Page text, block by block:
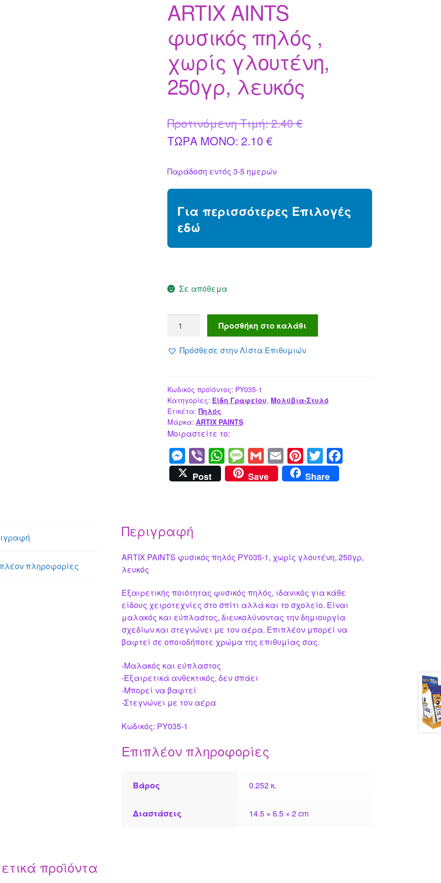
ARTIX AINTS
φυσικός πηλός ,
χωρίς γλουτένη,
250γρ, λευκός
Προτινόμενη Τιμή:2.40€Original
ΤΩΡΑ MONO: 2.10 €Η
τιμή
είναι:
2.10 €.
Παράδοση εντός 3-5 ημερών
Για περισσότερες Επιλογές
εδώ
Σε απόθεμα
AINTS
φυσικός
πηλός
γλουτένη,
250γρ,
λευκός
ποσότητα
Προσθήκη στο καλάθι
Πρόσθεσε στην Λίστα Επιθυμιών
Κωδικός προϊόντος: PY035-1
Κατηγορίες: Είδη Γραφείου, Μολύβια-Στυλό
Ετικέτα: Πηλός
Μάρκα: ARTIX PAINTS
Μοιραστείτε το:
M
e
ss
g
er
Vi
b
er
W
h
at
p
M
e
ss
G
m
ail
E
m
ail
Pi
nt
er
T
wi
tt
F
o
k
Post Save Share
πληροφορίες
Περιγραφή
ARTIX PAINTS φυσικός πηλός PY035-1, χωρίς γλουτένη, 250γρ,
λευκός
Εξαιρετικής ποιότητας φυσικός πηλός, ιδανικός για κάθε
είδους χειροτεχνίες στο σπίτι αλλά και το σχολείο. Είναι
μαλακός και εύπλαστος, διευκολύνοντας την δημιουργία
σχεδίων και στεγνώνει με τον αέρα. Επιπλέον μπορεί να
βαφτεί σε οποιοδήποτε χρώμα της επιθυμίας σας.
-Μαλακός και εύπλαστος
-Εξαιρετικά ανθεκτικός, δεν σπάει
-Μπορεί να βαφτεί
-Στεγνώνει με τον αέρα
Κωδικός: PY035-1
Επιπλέον πληροφορίες
Βάρος 0.252 κ.
Διαστάσεις 14.5 × 6.5 × 2 cm
προϊόντα